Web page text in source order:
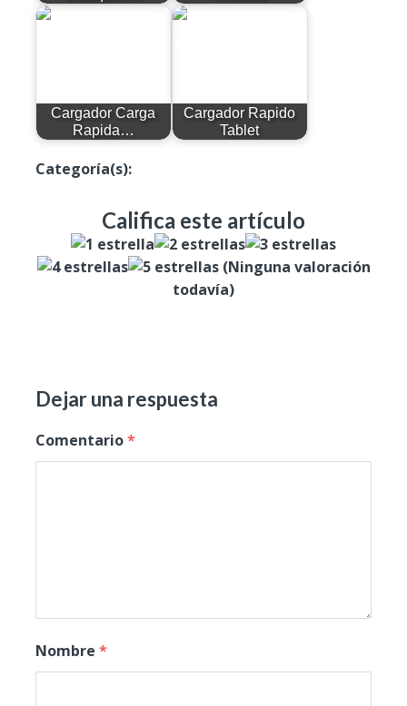
Cargador Carga
Rapida…
Cargador Rapido
Tablet
Categoría(s):Blog
Califica este artículo
(Ninguna valoración
todavía)
Dejar una respuesta
Comentario*
Nombre *